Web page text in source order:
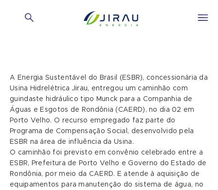
A Energia Sustentável do Brasil (ESBR), concessionária da
Usina Hidrelétrica Jirau, entregou um caminhão com
guindaste hidráulico tipo Munck para a Companhia de
Águas e Esgotos de Rondônia (CAERD), no dia 02 em
Porto Velho. O recurso empregado faz parte do
Programa de Compensação Social, desenvolvido pela
ESBR na área de influência da Usina.
O caminhão foi previsto em convênio celebrado entre a
ESBR, Prefeitura de Porto Velho e Governo do Estado de
Rondônia, por meio da CAERD. E atende à aquisição de
equipamentos para manutenção do sistema de água, no